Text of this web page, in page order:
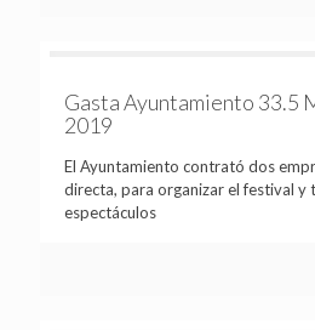
Gasta Ayuntamiento 33.5
2019
El Ayuntamiento contrató dos
directa, para organizar el festival y
espectáculos